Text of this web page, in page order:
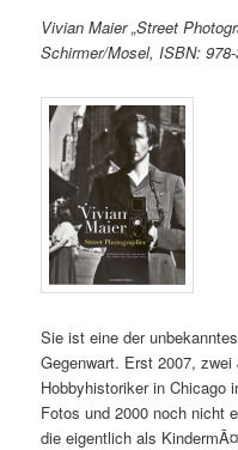
Vivian Maier „Street
Schirmer/Mosel, ISBN:
Sie ist eine der
Gegenwart. Erst 2007,
Hobbyhistoriker in Chicago
Fotos und 2000 noch nicht
die eigentlich als